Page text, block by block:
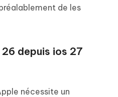
de les
depuis ios 27
nécessite un